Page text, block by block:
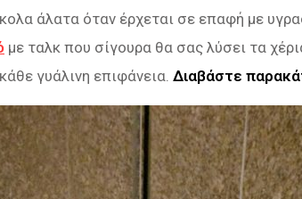
άλατα όταν έρχεται σε επαφή με
με ταλκ που σίγουρα θα σας λύσει τα
γυάλινη επιφάνεια. Διαβάστε